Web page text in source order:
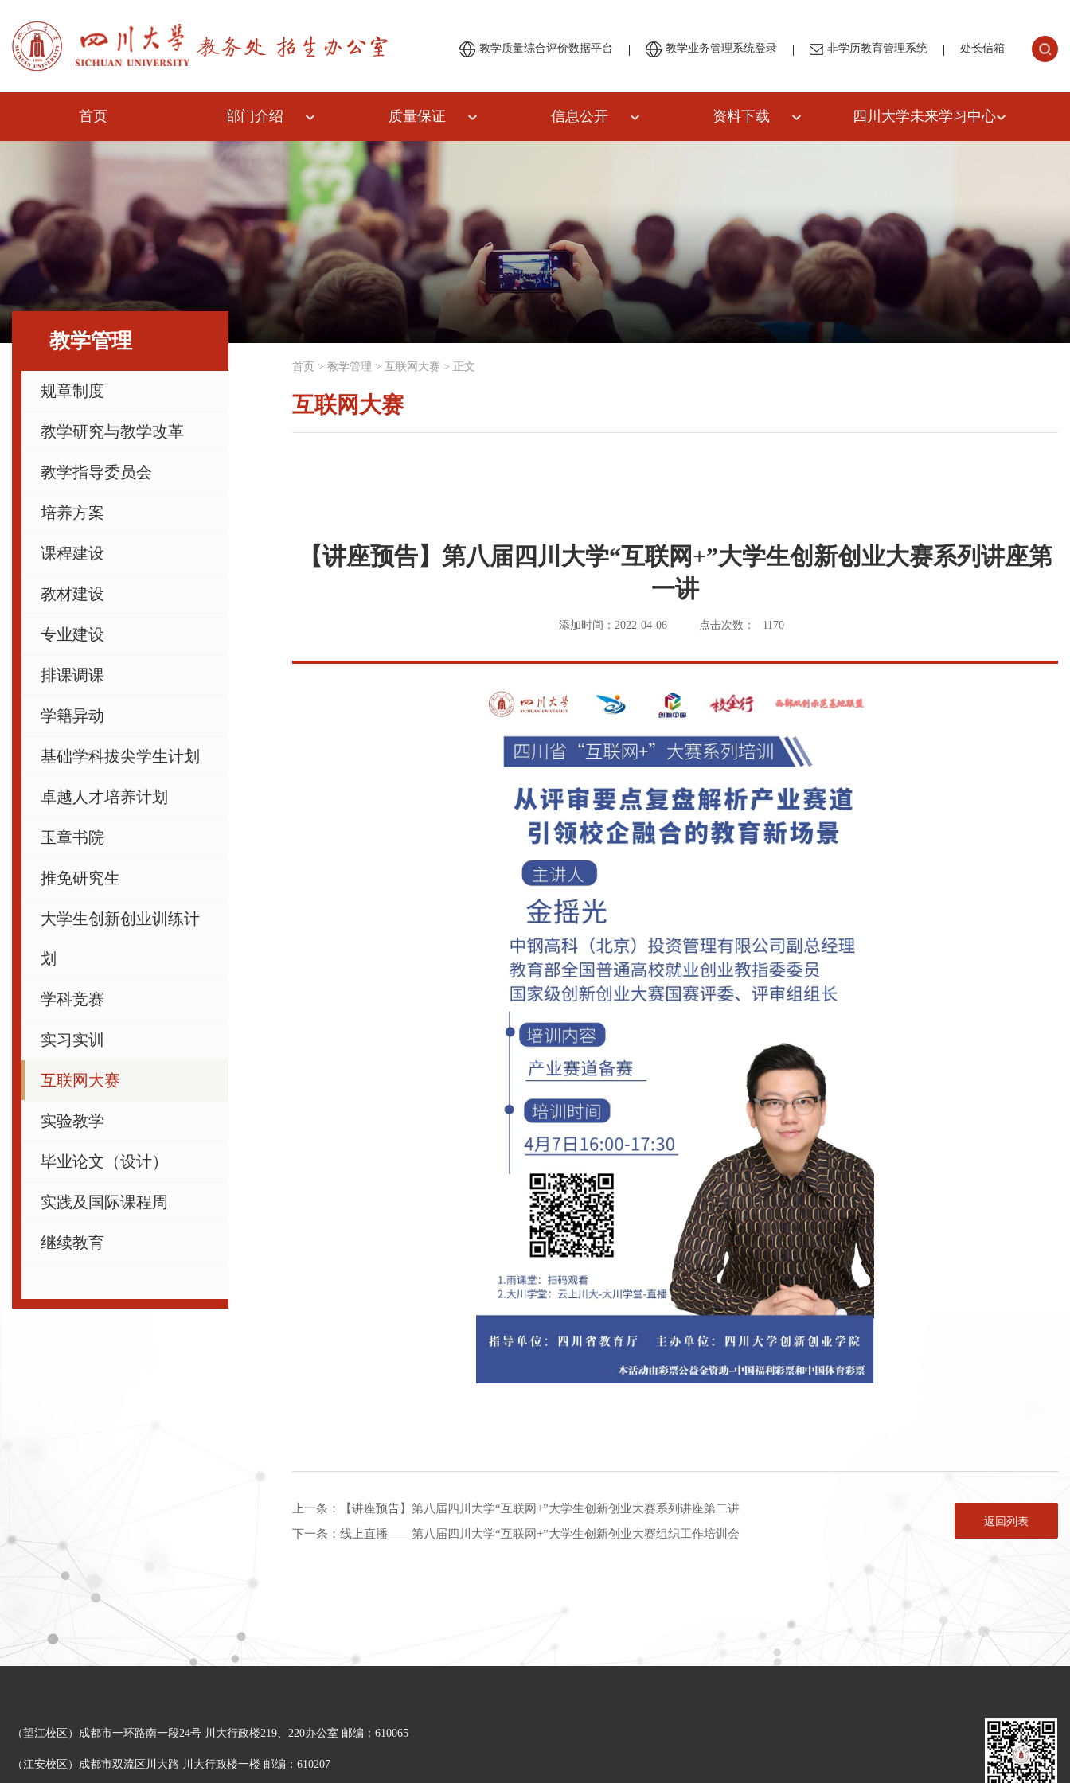
教学质量综合评价数据平台 | 教学业务管理系统登录 | 非学历教育管理系统 | 处长信箱
首页 部门介绍 质量保证 信息公开 资料下载 四川大学未来学习中心
教学管理
规章制度
教学研究与教学改革
教学指导委员会
培养方案
课程建设
教材建设
专业建设
排课调课
学籍异动
基础学科拔尖学生计划
卓越人才培养计划
玉章书院
推免研究生
大学生创新创业训练计
划
学科竞赛
实习实训
互联网大赛
实验教学
毕业论文（设计）
实践及国际课程周
继续教育
首页 > 教学管理 > 互联网大赛 > 正文
互联网大赛
【讲座预告】第八届四川大学“互联网+”大学生创新创业大赛系列讲座第
一讲
添加时间：2022-04-06 点击次数： 1170
上一条：
【讲座预告】第八届四川大学“互联网+”大学生创新创业大赛系列讲座第二讲
下一条： 线上直播——第八届四川大学“互联网+”大学生创新创业大赛组织工作培训会
返回列表
（望江校区）成都市一环路南一段24号 川大行政楼219、220办公室 邮编：610065
（江安校区）成都市双流区川大路 川大行政楼一楼 邮编：610207